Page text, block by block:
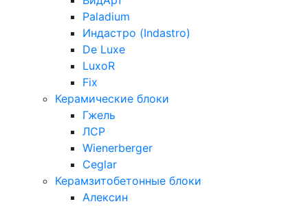
Paladium
Индастро (Indastro)
De Luxe
LuxoR
Fix
Керамические блоки
Гжель
ЛСР
Wienerberger
Ceglar
Керамзитобетонные блоки
Алексин